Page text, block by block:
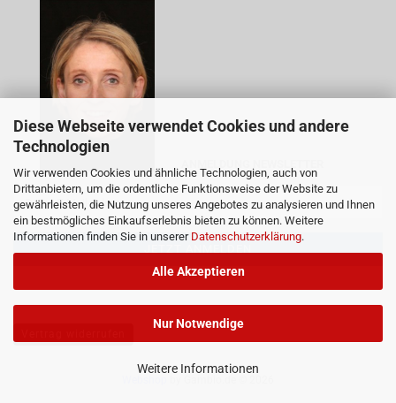
Diese Webseite verwendet Cookies und andere
Technologien
Wir verwenden Cookies und ähnliche Technologien, auch von
Drittanbietern, um die ordentliche Funktionsweise der Website zu
gewährleisten, die Nutzung unseres Angebotes zu analysieren und Ihnen
ein bestmögliches Einkaufserlebnis bieten zu können. Weitere
Informationen finden Sie in unserer Datenschutzerklärung.
Alle Akzeptieren
Nur Notwendige
Weitere Informationen